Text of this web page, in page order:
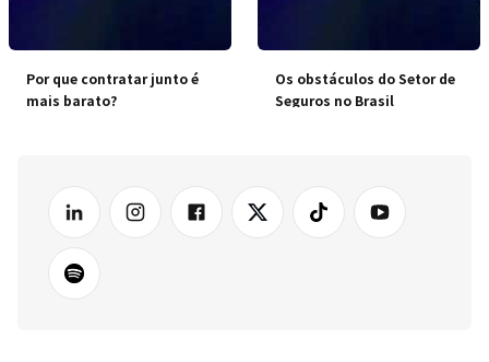
Por que contratar junto é
mais barato?
Os obstáculos do Setor de
Seguros no Brasil